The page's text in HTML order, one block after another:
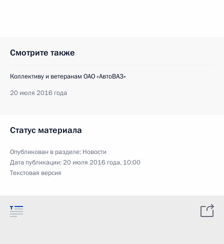
Смотрите также
Коллективу и ветеранам ОАО «АвтоВАЗ»
20 июля 2016 года
Статус материала
Опубликован в разделе: Новости
Дата публикации:20 июля 2016 года, 10:00
Текстовая версия